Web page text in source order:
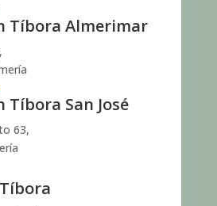
Tíbora Almerimar
Tíbora San José
63,